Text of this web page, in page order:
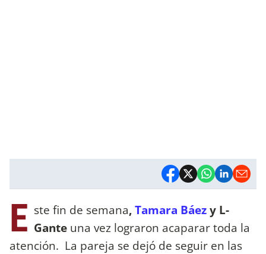
E ste fin de semana,Tamara Báezy L-
Gante una vez lograron acaparar toda la
atención. La pareja se dejó de seguir en las